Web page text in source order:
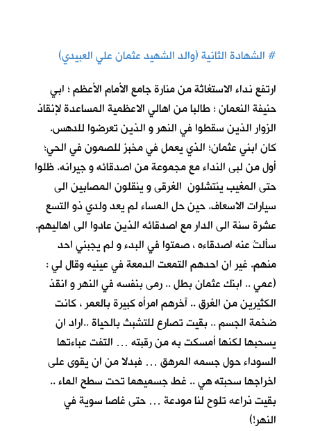
#الشهادة الثانية (والد الشهيد عثمان علي العبيدي)
ارتفع نداء الاستغاثة من منارة جامع الأمام الأعظم ؛ ابي
حنيفة النعمان ؛ طالبا من اهالي الاعظمية المساعدة لإنقاذ
الزوار الذين سقطوا في النهر و الذين تعرضوا للدهس.
كان ابني عثمان؛ الذي يعمل في مخبز للصمون في الحي؛
أول من لبى النداء مع مجموعة من اصدقائه و جيرانه. ظلوا
حتى المغيب ينتشلون الغرقى و ينقلون المصابين الى
سيارات الاسعاف. حين حل المساء لم يعد ولدي ذو التسع
عشرة سنة الى الدار مع اصدقائه الذين عادوا الى اهاليهم.
سألتُ عنه اصدقاءه ، صمتوا في البدء و لم يجبني احد
منهم. غير ان احدهم التمعت الدمعة في عينيه وقال لي :
(عمي .. ابنك عثمان بطل .. رمى بنفسه في النهر و انقذ
الكثيرين من الغرق .. آخرهم امرأه كبيرة بالعمر ، كانت
ضخمة الجسم .. بقيت تصارع للتشبث بالحياة ..اراد ان
يسحبها لكنها أمسكت به من رقبته … التفت عباءتها
السوداء حول جسمه المرهق … فبدلا من ان يقوى على
اخراجها سحبته هي .. غط جسميهما تحت سطح الماء ..
بقيت ذراعه تلوح لنا مودعة … حتى غاصا سوية في
النهر!)